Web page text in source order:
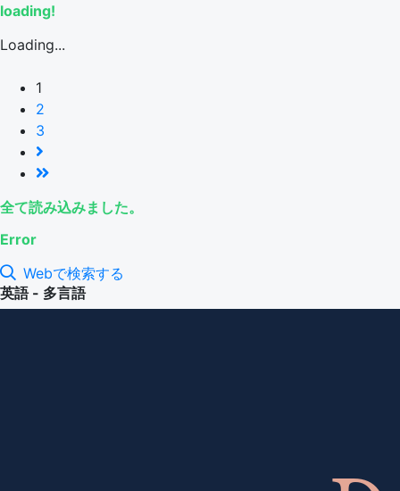
loading!
Loading...
1
2
3
全て読み込みました。
Error
Webで検索する
英語 - 多言語